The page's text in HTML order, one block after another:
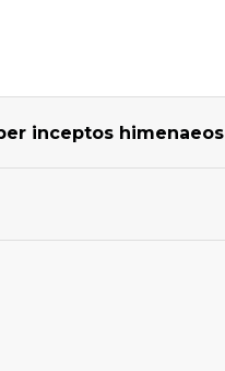
inceptos himenaeos